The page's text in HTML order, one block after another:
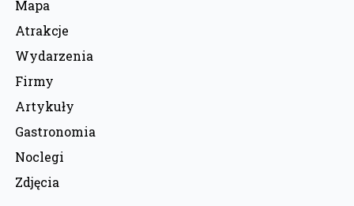
Mapa
Atrakcje
Wydarzenia
Firmy
Artykuły
Gastronomia
Noclegi
Zdjęcia